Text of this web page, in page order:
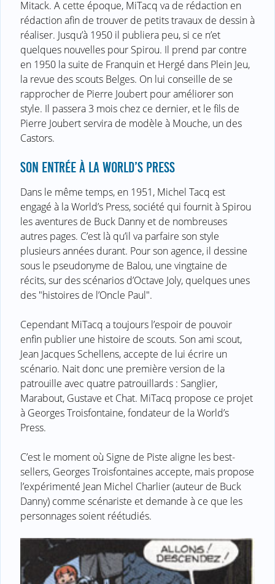
Mitack. A cette époque, MiTacq va de rédaction en
rédaction afin de trouver de petits travaux de dessin à
réaliser. Jusqu’à 1950 il publiera peu, si ce n’et
quelques nouvelles pour Spirou. Il prend par contre
en 1950 la suite de Franquin et Hergé dans Plein Jeu,
la revue des scouts Belges. On lui conseille de se
rapprocher de Pierre Joubert pour améliorer son
style. Il passera 3 mois chez ce dernier, et le fils de
Pierre Joubert servira de modèle à Mouche, un des
Castors.
SON ENTRÉE À LA WORLD’S PRESS
Dans le même temps, en 1951, Michel Tacq est
engagé à la World’s Press, société qui fournit à Spirou
les aventures de Buck Danny et de nombreuses
autres pages. C’est là qu’il va parfaire son style
plusieurs années durant. Pour son agence, il dessine
sous le pseudonyme de Balou, une vingtaine de
récits, sur des scénarios d’Octave Joly, quelques unes
des "histoires de l’Oncle Paul".
Cependant MiTacq a toujours l’espoir de pouvoir
enfin publier une histoire de scouts. Son ami scout,
Jean Jacques Schellens, accepte de lui écrire un
scénario. Nait donc une première version de la
patrouille avec quatre patrouillards : Sanglier,
Marabout, Gustave et Chat. MiTacq propose ce projet
à Georges Troisfontaine, fondateur de la World’s
Press.
C’est le moment où Signe de Piste aligne les best-
sellers, Georges Troisfontaines accepte, mais propose
l’expérimenté Jean Michel Charlier (auteur de Buck
Danny) comme scénariste et demande à ce que les
personnages soient réétudiés.